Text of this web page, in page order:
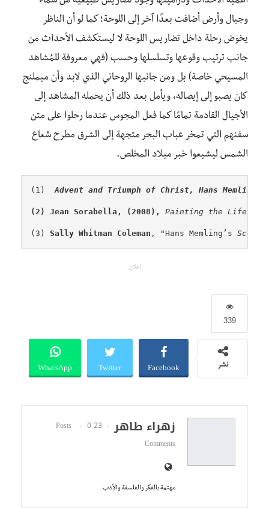
وجبال وأرض أضافت بعدًا آخر إلى اللوحة؛ كما لو أن الناظر
يخوض رحلة داخل تضاريس اللوحة لا ليستكشف الأحداث من
جانب ترتيب وقوعها وتسلسلها وحسب (فهي معروفة للمُشاهد
المسيحي خاصة) بل ومن جانبها الروحاني الذي لابد وأن ميملنج
كان يصبو إلى إيصاله، ويأمل بعد ذلك أن يحمله المشاهد إلى
الأجيال القادمة تمامًا كما فعل المجوس عندما رحلوا على متن
سفنهم التي تمخر عباب البحر متجهة إلى الشرق مطرح شعاع
الشمس ليشيعوا خبر ميلاد المخلص.
(1) Advent and Triumph of Christ, Hans
(2) Jean Sorabella, (2008), Painting the Life of
(3) Sally Whitman Coleman , "Hans Memling’s
إعلان
339
نشر Facebook
Twitter
WhatsApp
زهراء طاهر 23 Posts
0
Comments
مهتمة بالفكر والفلسفة والأدب